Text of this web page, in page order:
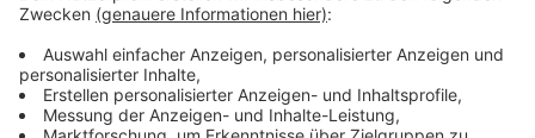
Hacken, Spritzen und Korkenzieher - Ein
Blick hinter die Sicherheitskontrollen am